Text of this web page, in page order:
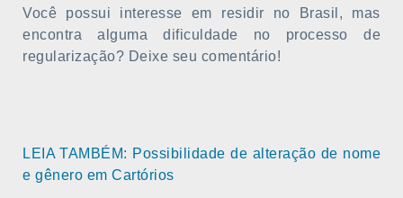
Você possui interesse em residir no Brasil, mas
encontra alguma dificuldade no processo de
regularização? Deixe seu comentário!
LEIA TAMBÉM: Possibilidade de alteração de nome
e gênero em Cartórios